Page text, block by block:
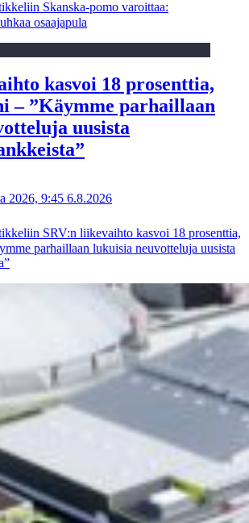
Skanska-pomo varoittaa:
osaajapula
kasvoi 18 prosenttia,
– ”Käymme parhaillaan
uusista
2026, 9:45 6.8.2026
SRV:n liikevaihto kasvoi 18 prosenttia,
parhaillaan lukuisia neuvotteluja uusista